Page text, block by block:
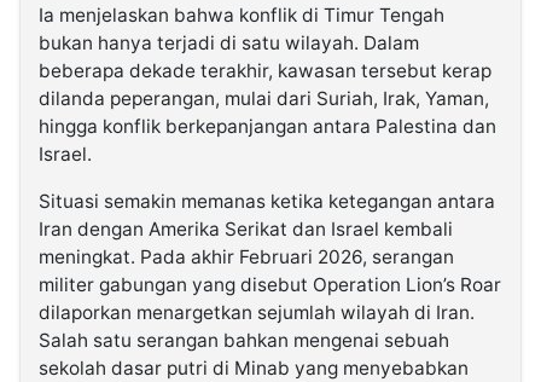
Ia menjelaskan bahwa konflik di Timur Tengah
bukan hanya terjadi di satu wilayah. Dalam
beberapa dekade terakhir, kawasan tersebut kerap
dilanda peperangan, mulai dari Suriah, Irak, Yaman,
hingga konflik berkepanjangan antara Palestina dan
Israel.
Situasi semakin memanas ketika ketegangan antara
Iran dengan Amerika Serikat dan Israel kembali
meningkat. Pada akhir Februari 2026, serangan
militer gabungan yang disebut Operation Lion’s Roar
dilaporkan menargetkan sejumlah wilayah di Iran.
Salah satu serangan bahkan mengenai sebuah
sekolah dasar putri di Minab yang menyebabkan